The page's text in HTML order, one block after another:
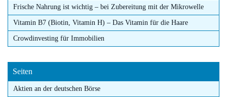
Frische Nahrung ist wichtig – bei Zubereitung mit der Mikrowelle
Vitamin B7 (Biotin, Vitamin H) – Das Vitamin für die Haare
Crowdinvesting für Immobilien
Seiten
Aktien an der deutschen Börse